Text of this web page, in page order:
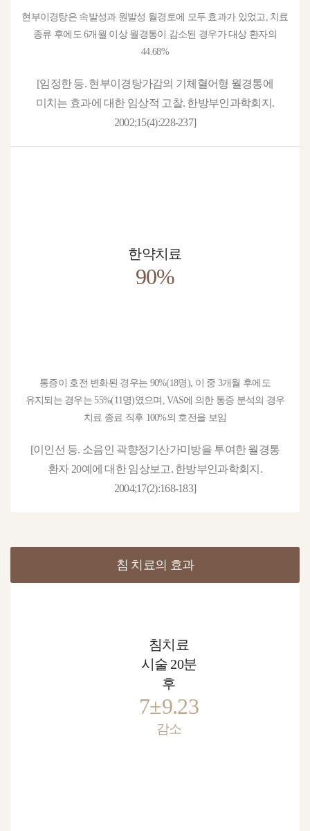
현부이경탕은 속발성과 원발성 월경토에 모두 효과가 있었고, 치료
종류 후에도 6개월 이상 월경통이 감소된 경우가 대상 환자의
44.68%
[임정한 등. 현부이경탕가감의 기체혈어형 월경통에
미치는 효과에 대한 임상적 고찰. 한방부인과학회지.
2002;15(4):228-237]
한약치료
90%
통증이 호전 변화된 경우는 90%(18명), 이 중 3개월 후에도
유지되는 경우는 55%(11명)였으며, VAS에 의한 통증 분석의 경우
치료 종료 직후 100%의 호전을 보임
[이인선 등. 소음인 곽향정기산가미방을 투여한 월경통
환자 20예에 대한 임상보고. 한방부인과학회지.
2004;17(2):168-183]
침 치료의 효과
침치료
시술 20분
후
7±9.23
감소